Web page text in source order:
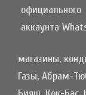
магазины,
Газы, Абрам-